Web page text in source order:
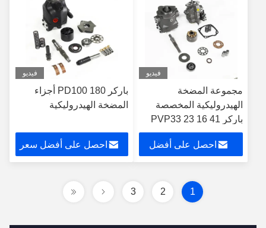
فيديو
مجموعة المضخة
الهيدروليكية المخصصة
باركر PVP33 23 16 41
48 60 76 140 100 مضخة
المكبس الهيدروليكية
المورد الصيني
احصل على أفضل
فيديو
باركر PD100 180 أجزاء
المضخة الهيدروليكية
احصل على أفضل سعر
1
2
3